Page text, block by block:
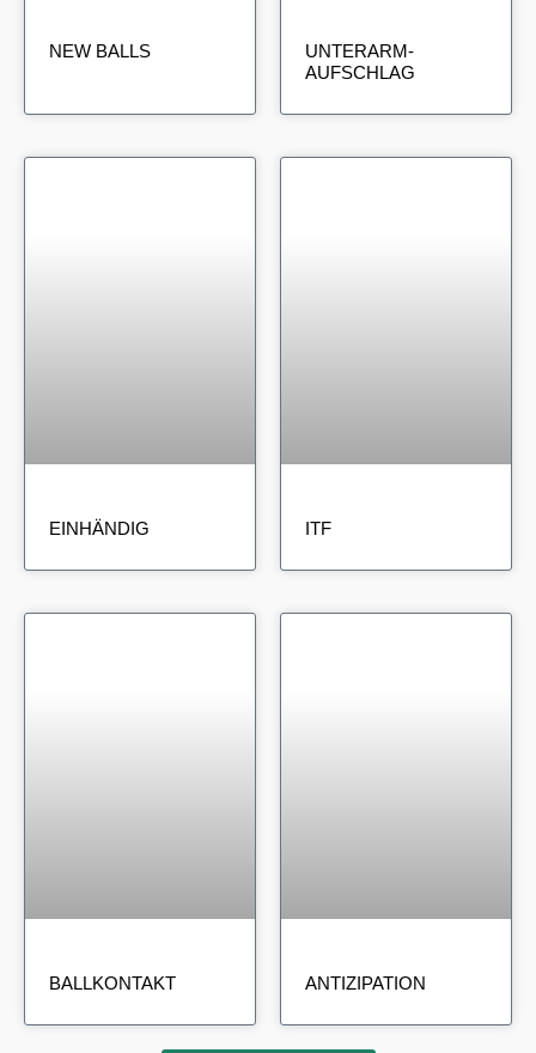
NEW BALLS
UNTERARM-
AUFSCHLAG
EINHÄNDIG ITF
BALLKONTAKT ANTIZIPATION